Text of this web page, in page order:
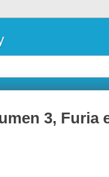
3, Furia